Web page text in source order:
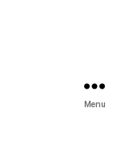
Menu